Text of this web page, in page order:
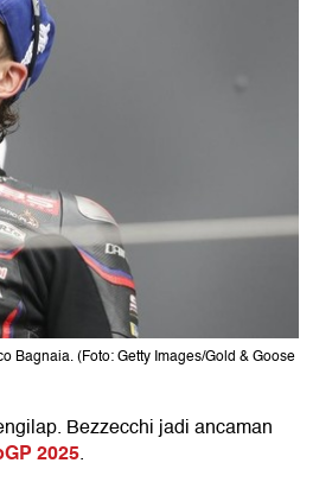
Bagnaia. (Foto: Getty Images/Gold & Goose
Bezzecchi jadi ancaman
2025.